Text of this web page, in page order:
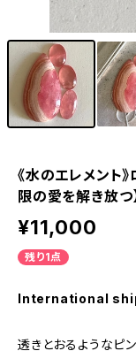
《水のエレメント
限の愛を解き放つ】
¥11,000
残り1点
International
透きとおるようなピ